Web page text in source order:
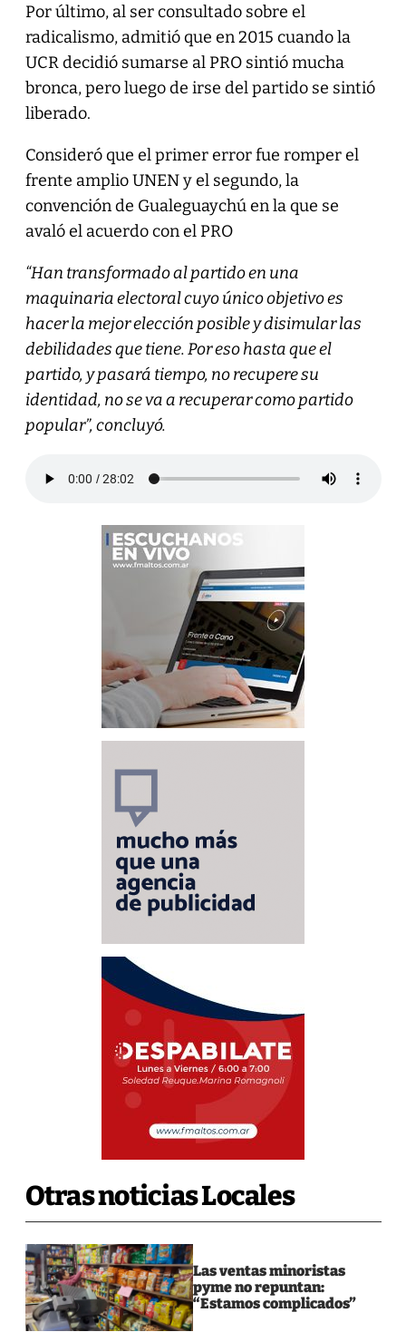
Por último, al ser consultado sobre el
radicalismo, admitió que en 2015 cuando la
UCR decidió sumarse al PRO sintió mucha
bronca, pero luego de irse del partido se sintió
liberado.
Consideró que el primer error fue romper el
frente amplio UNEN y el segundo, la
convención de Gualeguaychú en la que se
avaló el acuerdo con el PRO
“Han transformado al partido en una
maquinaria electoral cuyo único objetivo es
hacer la mejor elección posible y disimular las
debilidades que tiene. Por eso hasta que el
partido, y pasará tiempo, no recupere su
identidad, no se va a recuperar como partido
popular”, concluyó.
Otras noticias Locales
Las ventas minoristas
pyme no repuntan:
“Estamos complicados”